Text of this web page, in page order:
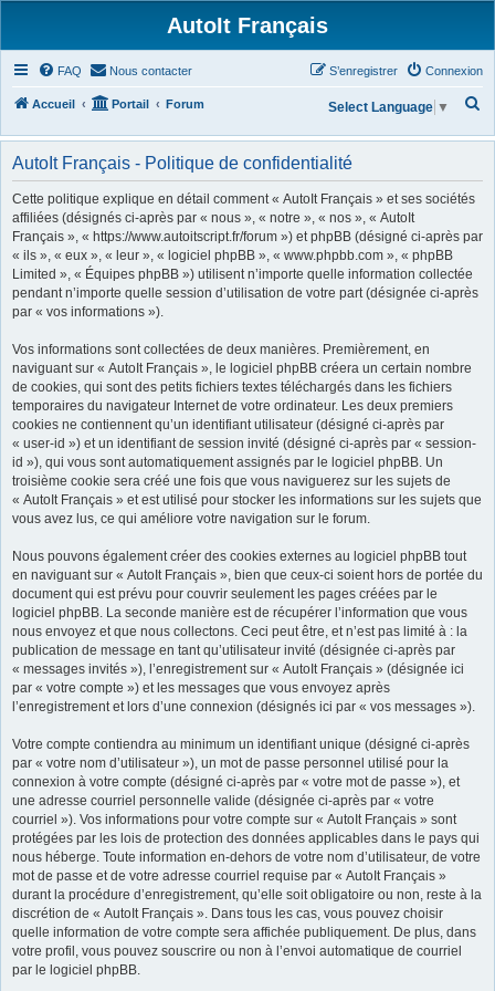
AutoIt Français
FAQ Nous contacter Connexion
S’enregistrer
Accueil Portail Forum
h
r
Select Language ▼
AutoIt Français - Politique de confidentialité
Cette politique explique en détail comment « AutoIt Français » et ses sociétés
affiliées (désignés ci-après par « nous », « notre », « nos », « AutoIt
Français », « https://www.autoitscript.fr/forum ») et phpBB (désigné ci-après par
« ils », « eux », « leur », « logiciel phpBB », « www.phpbb.com », « phpBB
Limited », « Équipes phpBB ») utilisent n’importe quelle information collectée
pendant n’importe quelle session d’utilisation de votre part (désignée ci-après
par « vos informations »).
Vos informations sont collectées de deux manières. Premièrement, en
naviguant sur « AutoIt Français », le logiciel phpBB créera un certain nombre
de cookies, qui sont des petits fichiers textes téléchargés dans les fichiers
temporaires du navigateur Internet de votre ordinateur. Les deux premiers
cookies ne contiennent qu’un identifiant utilisateur (désigné ci-après par
« user-id ») et un identifiant de session invité (désigné ci-après par « session-
id »), qui vous sont automatiquement assignés par le logiciel phpBB. Un
troisième cookie sera créé une fois que vous naviguerez sur les sujets de
« AutoIt Français » et est utilisé pour stocker les informations sur les sujets que
vous avez lus, ce qui améliore votre navigation sur le forum.
Nous pouvons également créer des cookies externes au logiciel phpBB tout
en naviguant sur « AutoIt Français », bien que ceux-ci soient hors de portée du
document qui est prévu pour couvrir seulement les pages créées par le
logiciel phpBB. La seconde manière est de récupérer l’information que vous
nous envoyez et que nous collectons. Ceci peut être, et n’est pas limité à : la
publication de message en tant qu’utilisateur invité (désignée ci-après par
« messages invités »), l’enregistrement sur « AutoIt Français » (désignée ici
par « votre compte ») et les messages que vous envoyez après
l’enregistrement et lors d’une connexion (désignés ici par « vos messages »).
Votre compte contiendra au minimum un identifiant unique (désigné ci-après
par « votre nom d’utilisateur »), un mot de passe personnel utilisé pour la
connexion à votre compte (désigné ci-après par « votre mot de passe »), et
une adresse courriel personnelle valide (désignée ci-après par « votre
courriel »). Vos informations pour votre compte sur « AutoIt Français » sont
protégées par les lois de protection des données applicables dans le pays qui
nous héberge. Toute information en-dehors de votre nom d’utilisateur, de votre
mot de passe et de votre adresse courriel requise par « AutoIt Français »
durant la procédure d’enregistrement, qu’elle soit obligatoire ou non, reste à la
discrétion de « AutoIt Français ». Dans tous les cas, vous pouvez choisir
quelle information de votre compte sera affichée publiquement. De plus, dans
votre profil, vous pouvez souscrire ou non à l’envoi automatique de courriel
par le logiciel phpBB.